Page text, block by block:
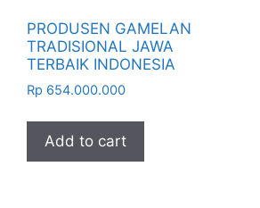
PRODUSEN GAMELAN
TRADISIONAL JAWA
TERBAIK INDONESIA
Rp 654.000.000
Add to cart